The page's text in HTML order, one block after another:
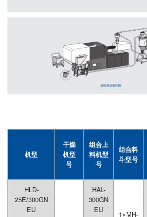
机型
干燥
机型
号
组合上
料机型
号
组合料
斗型号
HLD-
25E/300GN
EU
HAL-
300GN
EU
1×MH-